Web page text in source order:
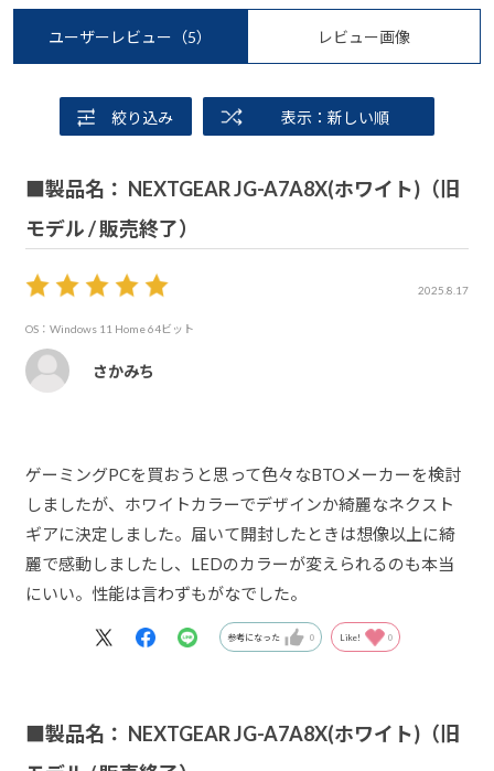
ユーザーレビュー （5） レビュー画像
絞り込み 表示：新しい順
■製品名： NEXTGEAR JG-A7A8X(ホワイト)（旧
モデル / 販売終了）
2025.8.17
OS：Windows 11 Home 64ビット
さかみち
ゲーミングPCを買おうと思って色々なBTOメーカーを検討
しましたが、ホワイトカラーでデザインか綺麗なネクスト
ギアに決定しました。届いて開封したときは想像以上に綺
麗で感動しましたし、LEDのカラーが変えられるのも本当
にいい。性能は言わずもがなでした。
参考になった 0 Like! 0
■製品名： NEXTGEAR JG-A7A8X(ホワイト)（旧